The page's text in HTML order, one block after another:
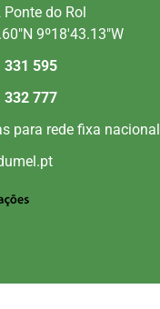
do Rol
9º18'43.13"W
331 595
332 777
para rede fixa nacional